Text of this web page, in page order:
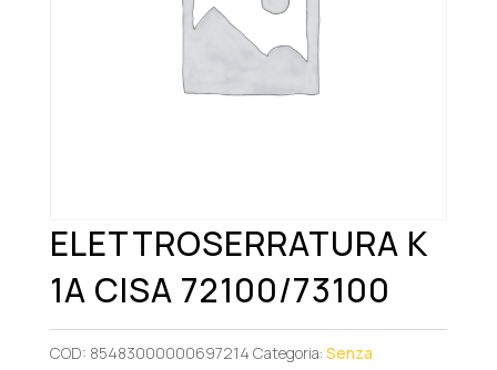
ELETTROSERRATURA K
1A CISA 72100/73100
COD: 85483000000697214 Categoria: Senza